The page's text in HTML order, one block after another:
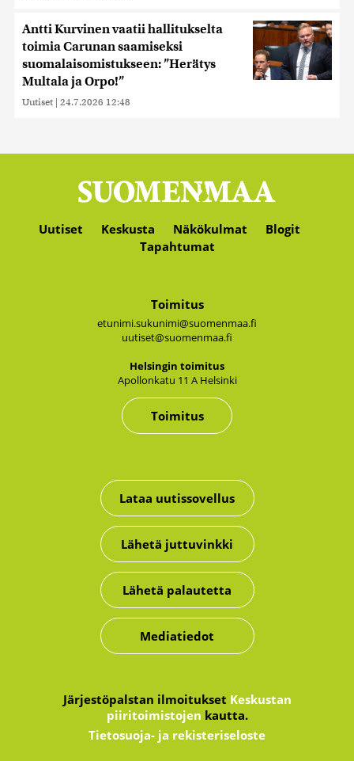
Antti Kurvinen vaatii hallitukselta
toimia Carunan saamiseksi
suomalaisomistukseen: ”Herätys
Multala ja Orpo!”
Uutiset | 24.7.2026 12:48
Uutiset Keskusta Näkökulmat
Blogit
Tapahtumat
Toimitus
etunimi.sukunimi@suomenmaa.fi
uutiset@suomenmaa.fi
Hel­sin­gin toi­mi­tus
Apol­lon­ka­tu 11 A Hel­sin­ki
Toimitus
Lataa uutissovellus
Lähetä juttuvinkki
Lähetä palautetta
Mediatiedot
Järjestöpalstan ilmoitukset Keskustan
piiritoimistojen kautta.
Tietosuoja- ja rekisteriseloste